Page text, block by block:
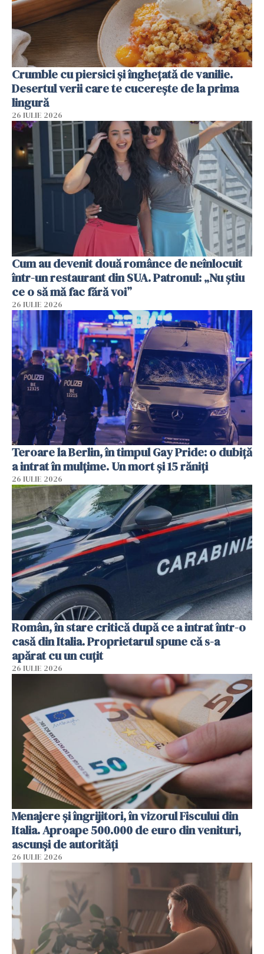
Crumble cu piersici și înghețată de vanilie.
Desertul verii care te cucerește de la prima
lingură
26 IULIE 2026
Cum au devenit două românce de neînlocuit
într-un restaurant din SUA. Patronul: „Nu știu
ce o să mă fac fără voi”
26 IULIE 2026
Teroare la Berlin, în timpul Gay Pride: o dubiță
a intrat în mulțime. Un mort și 15 răniți
26 IULIE 2026
Român, în stare critică după ce a intrat într-o
casă din Italia. Proprietarul spune că s-a
apărat cu un cuțit
26 IULIE 2026
Menajere și îngrijitori, în vizorul Fiscului din
Italia. Aproape 500.000 de euro din venituri,
ascunși de autorități
26 IULIE 2026